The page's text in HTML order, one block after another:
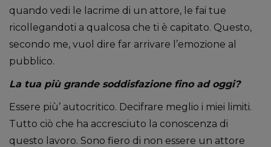
quando vedi le lacrime di un attore, le fai tue
ricollegandoti a qualcosa che ti è capitato. Questo,
secondo me, vuol dire far arrivare l’emozione al
pubblico.
La tua più grande soddisfazione fino ad oggi?
Essere più’ autocritico. Decifrare meglio i miei limiti.
Tutto ciò che ha accresciuto la conoscenza di
questo lavoro. Sono fiero di non essere un attore